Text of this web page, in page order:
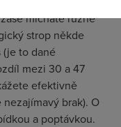
mícháte různé
strop někde
to dané
mezi 30 a 47
efektivně
brak). O
a poptávkou.